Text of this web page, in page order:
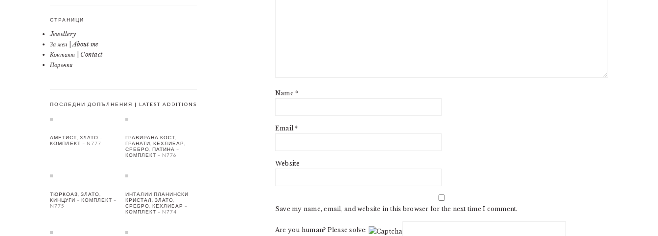
Name*
Email*
Website
Save my name, email, and website in this browser for the next time I comment.
Are you human? Please solve:
СТРАНИЦИ
Jewellery
За мен | About me
Контакт | Contact
Поръчки
ПОСЛЕДНИ ДОПЪЛНЕНИЯ | LATEST ADDITIONS
АМЕТИСТ, ЗЛАТО –
КОМПЛЕКТ – N777
ГРАВИРАНА КОСТ,
ГРАНАТИ, КЕХЛИБАР,
СРЕБРО, ПАТИНА –
КОМПЛЕКТ – N776
ТЮРКОАЗ, ЗЛАТО,
КИНЦУГИ – КОМПЛЕКТ –
N775
ИНТАЛИИ ПЛАНИНСКИ
КРИСТАЛ, ЗЛАТО,
СРЕБРО, КЕХЛИБАР –
КОМПЛЕКТ – N774